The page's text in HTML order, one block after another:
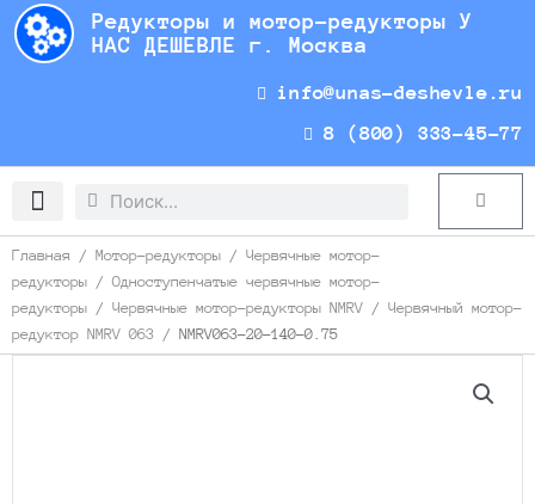
Перейти
содержимому
Редукторы и мотор-редукторы У
НАС ДЕШЕВЛЕ г. Москва
info@unas-deshevle.ru
8 (800) 333-45-77
Search
Search Cart
Главная / Мотор-редукторы / Червячные мотор-
редукторы / Одноступенчатые червячные мотор-
редукторы / Червячные мотор-редукторы NMRV / Червячный мотор-
редуктор NMRV 063 / NMRV063-20-140-0.75